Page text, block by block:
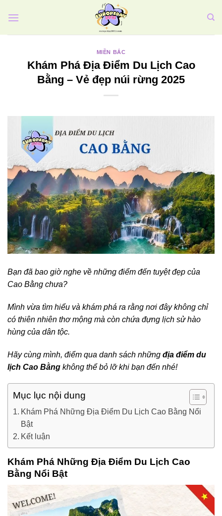
qua
MIỀN BẮC
Khám Phá Địa Điểm Du Lịch Cao
Bằng – Vẻ đẹp núi rừng 2025
Bạn đã bao giờ nghe về những điểm đến tuyệt đẹp của
Cao Bằng chưa?
Mình vừa tìm hiểu và khám phá ra rằng nơi đây không chỉ
có thiên nhiên thơ mộng mà còn chứa đựng lịch sử hào
hùng của dân tộc.
Hãy cùng mình, điểm qua danh sách những địa điểm du
lịch Cao Bằng không thể bỏ lỡ khi bạn đến nhé!
Mục lục nội dung
Khám Phá Những Địa Điểm Du Lịch Cao Bằng Nổi
Bật
Kết luận
Khám Phá Những Địa Điểm Du Lịch Cao
Bằng Nổi Bật